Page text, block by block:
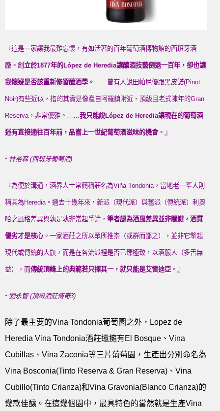
『這是一家讓我最難忘懷，有如活著的百年葡萄酒博物館的西班牙酒
廠。創 立於1877年的López de Heredia讓釀酒技藝倒退一百年，卻也讓
我懷疑是否該重新修習釀酒學。 ……曾有人說田帕尼優跟黑皮諾(Pinot
Noir)有些近似，指的其實是像產自阿羅鎮附近、頂級且老式陳年的Gran
Reserva，非常優雅。……我只能說López de Heredia讓現在的葡萄酒
迷有直接通往百年前，品嘗上一世紀葡萄酒滋味的機會。』
~林裕森(西班牙葡萄酒)
『為便於溝通，酒界人士常簡稱莊名為Viña Tondonia，當地老一輩人則
稱其為Heredia。過去十幾年來，新派（現代派）與舊派（傳統派）利奧
哈之風格差異與孰是孰非常起爭論， 筆者認為酒風差異並非關鍵，酒質
優劣才是核心。一家酒莊之所以眾所推崇（或群而鄙之），並非它擎起
現代或傳統的大旗，而是在各流派裡是否已臻極致，以酒服人（多舌無
益），而傳統頂峰上的典範若只擇其一，就只能是艾雷迪亞 。』
~劉永智(頂級酒莊傳奇3)
除了最主要的Vina Tondonia葡萄園之外，Lopez de
Heredia Vina Tondonia酒莊還擁有El Bosque、Vina
Cubillas、Vina Zaconia等三片葡萄園，生產出分別命名為
Vina Bosconia(Tinto Reserva & Gran Reserva)、Vina
Cubillo(Tinto Crianza)和Vina Gravonia(Blanco Crianza)的
幾款佳釀。在這幾個園中，最具特色的當然就是生產Vina